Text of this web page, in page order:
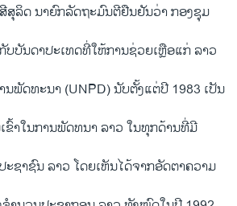
ສຸລິດ ນາຍົກລັດຖະມົນຕີຢືນຢັນວ່າ ກອງຊຸມ
ບບັນດາປະເທດທີ່ໃຫ້ການຊ່ວຍເຫຼືອແກ່ ລາວ
ພັດທະນາ (UNPD) ນັບຕັ້ງແຕ່ປີ 1983 ເປັນ
ຂົ້າໃນການພັດທນາ ລາວ ໃນທຸກດ້ານທີ່ມີ
ຊາຊົນ ລາວ ໂດຍເຫັນໄດ້ຈາກອັດຕາຄວາມ